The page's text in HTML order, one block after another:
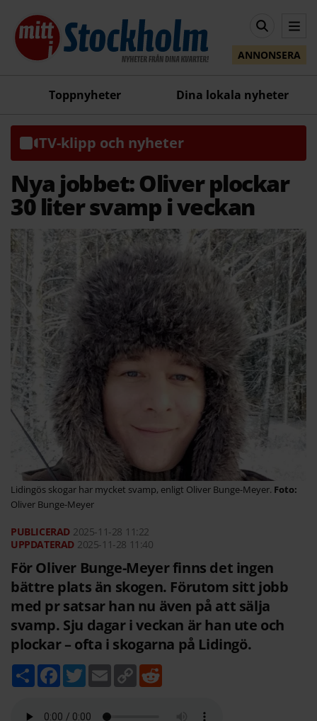
ANNONSERA
Toppnyheter Dina lokala nyheter
TV-klipp och nyheter
Nya jobbet: Oliver plockar
30 liter svamp i veckan
Lidingös skogar har mycket svamp, enligt Oliver Bunge-Meyer.
Oliver Bunge-Meyer
2025-11-28 11:22
2025-11-28 11:40
För Oliver Bunge-Meyer finns det ingen
bättre plats än skogen. Förutom sitt jobb
med pr satsar han nu även på att sälja
svamp. Sju dagar i veckan är han ute och
plockar – ofta i skogarna på Lidingö.
D
e
F
b
T
w
t
E
m
C
o